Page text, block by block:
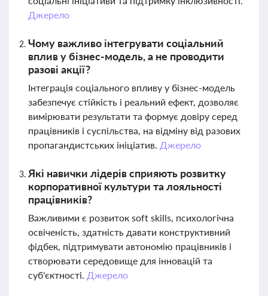
Джерело
Чому важливо інтегрувати соціальний
вплив у бізнес-модель, а не проводити
разові акції?
Інтеграція соціального впливу у бізнес-модель
забезпечує стійкість і реальний ефект, дозволяє
вимірювати результати та формує довіру серед
працівників і суспільства, на відміну від разових
пропагандистських ініціатив. Джерело
Які навички лідерів сприяють розвитку
корпоративної культури та лояльності
працівників?
Важливими є розвиток soft skills, психологічна
освіченість, здатність давати конструктивний
фідбек, підтримувати автономію працівників і
створювати середовище для інновацій та
суб'єктності. Джерело